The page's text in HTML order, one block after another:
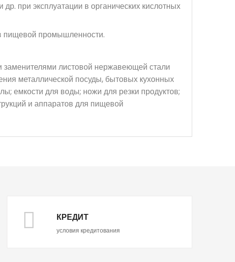
при эксплуатации в органических кислотных
пищевой промышленности.
листовой нержавеющей стали
металлической посуды, бытовых кухонных
емкости для воды; ножи для резки продуктов;
и аппаратов для пищевой
КРЕДИТ
условия кредитования